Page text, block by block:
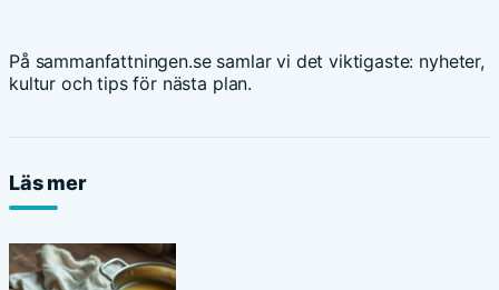
På sammanfattningen.se samlar vi det viktigaste: nyheter,
kultur och tips för nästa plan.
Läs mer